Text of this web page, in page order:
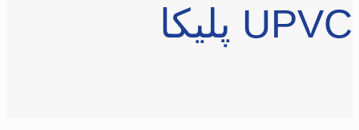
UPVC پلیکا